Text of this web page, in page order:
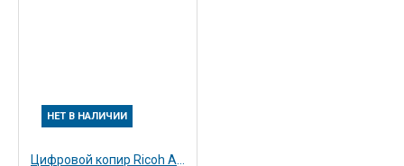
НЕТ В НАЛИЧИИ